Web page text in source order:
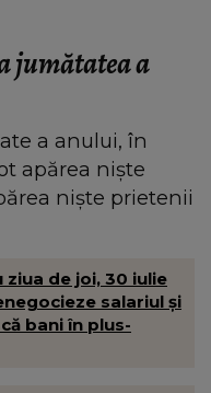
jumătatea a
a anului, în
apărea niște
niște prietenii
de joi, 30 iulie
salariul și
bani în plus-